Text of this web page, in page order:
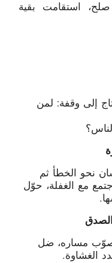
استقامت بقية
إلى وقفة: لمن
نحو الخطأ ثم
مع الغفلة، حوّل
مساره، ضل
الغشاوة.